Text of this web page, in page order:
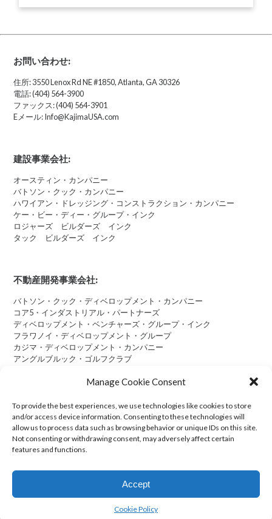
Manage Cookie Consent
To provide the best experiences, we use technologies like cookies to store
and/or access device information. Consenting to these technologies will
allow us to process data such as browsing behavior or unique IDs on this site.
Not consenting or withdrawing consent, may adversely affect certain
features and functions.
Accept
Cookie Policy
お問い合わせ:
住所: 3550 Lenox Rd NE #1850, Atlanta, GA 30326
電話: (404) 564-3900
ファックス: (404) 564-3901
Eメール: Info@KajimaUSA.com
建設事業会社:
オースティン・カンパニー
バトソン・クック・カンパニー
ハワイアン・ドレッジング・コンストラクション・カンパニー
ケー・ビー・ディー・グループ・インク
ロジャーズ ビルダーズ インク
タック ビルダーズ インク
不動産開発事業会社:
バトソン・クック・ディベロップメント・カンパニー
コア5・インダストリアル・パートナーズ
ディベロップメント・ベンチャーズ・グループ・インク
フラワノイ・ディベロップメント・グループ
カジマ・ディベロップメント・カンパニー
アングルブルック・ゴルフクラブ
Cookie Policy (US)
© 2026 Kajima U.S.A. Inc. All Rights Reserved.